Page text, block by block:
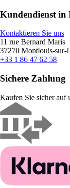
Kundendienst in
Kontaktieren Sie uns
11 rue Bernard Maris
37270 Montlouis-sur-
+33 1 86 47 62 58
Sichere Zahlung
Kaufen Sie sicher auf